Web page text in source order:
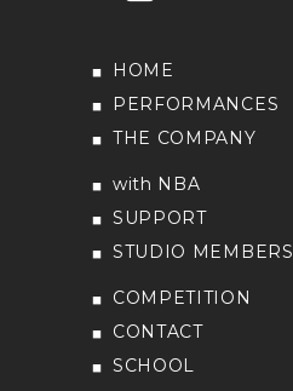
HOME
PERFORMANCES
THE COMPANY
with NBA
SUPPORT
STUDIO MEMBERS
COMPETITION
CONTACT
SCHOOL